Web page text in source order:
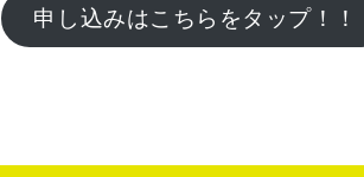
申し込みはこちらをタップ！！